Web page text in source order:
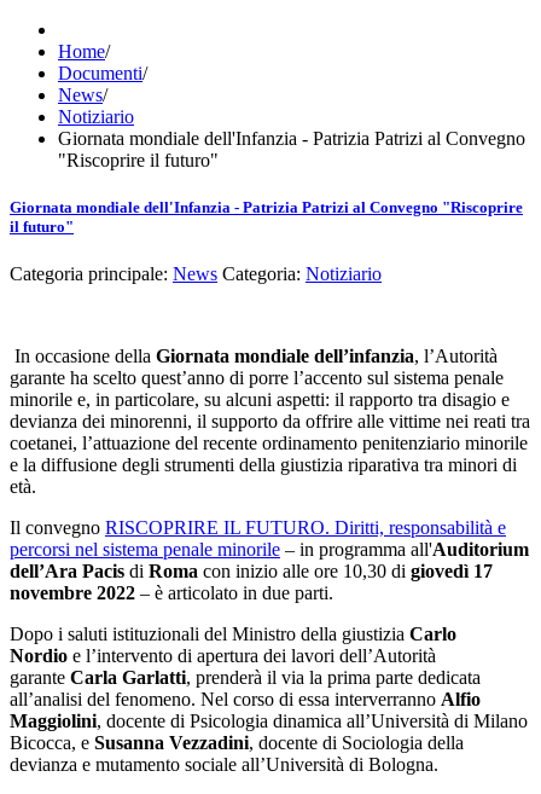
Home/
Documenti/
News/
Notiziario
Giornata mondiale dell'Infanzia - Patrizia Patrizi al Convegno
"Riscoprire il futuro"
Giornata mondiale dell'Infanzia - Patrizia Patrizi al Convegno "Riscoprire
il futuro"
Categoria principale: News Categoria: Notiziario
In occasione della Giornata mondiale dell’infanzia, l’Autorità
garante ha scelto quest’anno di porre l’accento sul sistema penale
minorile e, in particolare, su alcuni aspetti: il rapporto tra disagio e
devianza dei minorenni, il supporto da offrire alle vittime nei reati tra
coetanei, l’attuazione del recente ordinamento penitenziario minorile
e la diffusione degli strumenti della giustizia riparativa tra minori di
età.
Il convegno RISCOPRIRE IL FUTURO. Diritti, responsabilità e
percorsi nel sistema penale minorile – in programma all'Auditorium
dell’Ara Pacis di Roma con inizio alle ore 10,30 di giovedì 17
novembre 2022 – è articolato in due parti.
Dopo i saluti istituzionali del Ministro della giustizia Carlo
Nordio e l’intervento di apertura dei lavori dell’Autorità
garante Carla Garlatti, prenderà il via la prima parte dedicata
all’analisi del fenomeno. Nel corso di essa interverranno Alfio
Maggiolini, docente di Psicologia dinamica all’Università di Milano
Bicocca, e Susanna Vezzadini, docente di Sociologia della
devianza e mutamento sociale all’Università di Bologna.